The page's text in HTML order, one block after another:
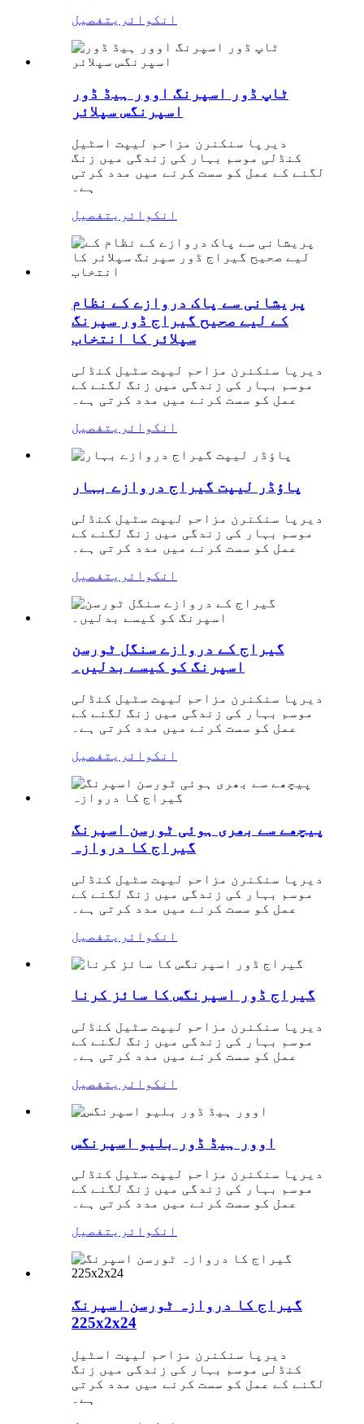
انکوائری تفصیل
ٹاپ ڈور اسپرنگ اوور ہیڈ ڈور
اسپرنگس سپلائر
دیرپا سنکنرن مزاحم لیپت اسٹیل
کنڈلی موسم بہار کی زندگی میں زنگ
لگنے کے عمل کو سست کرنے میں مدد کرتی
ہے۔
انکوائری تفصیل
پریشانی سے پاک دروازے کے نظام
کے لیے صحیح گیراج ڈور سپرنگ
سپلائر کا انتخاب
دیرپا سنکنرن مزاحم لیپت سٹیل کنڈلی
موسم بہار کی زندگی میں زنگ لگنے کے
عمل کو سست کرنے میں مدد کرتی ہے۔
انکوائری تفصیل
پاؤڈر لیپت گیراج دروازے بہار
دیرپا سنکنرن مزاحم لیپت سٹیل کنڈلی
موسم بہار کی زندگی میں زنگ لگنے کے
عمل کو سست کرنے میں مدد کرتی ہے۔
انکوائری تفصیل
گیراج کے دروازے سنگل ٹورسن
اسپرنگ کو کیسے بدلیں۔
دیرپا سنکنرن مزاحم لیپت سٹیل کنڈلی
موسم بہار کی زندگی میں زنگ لگنے کے
عمل کو سست کرنے میں مدد کرتی ہے۔
انکوائری تفصیل
پیچھے سے بھری ہوئی ٹورسن اسپرنگ
گیراج کا دروازہ
دیرپا سنکنرن مزاحم لیپت سٹیل کنڈلی
موسم بہار کی زندگی میں زنگ لگنے کے
عمل کو سست کرنے میں مدد کرتی ہے۔
انکوائری تفصیل
گیراج ڈور اسپرنگس کا سائز کرنا
دیرپا سنکنرن مزاحم لیپت سٹیل کنڈلی
موسم بہار کی زندگی میں زنگ لگنے کے
عمل کو سست کرنے میں مدد کرتی ہے۔
انکوائری تفصیل
اوور ہیڈ ڈور بلیو اسپرنگس
دیرپا سنکنرن مزاحم لیپت سٹیل کنڈلی
موسم بہار کی زندگی میں زنگ لگنے کے
عمل کو سست کرنے میں مدد کرتی ہے۔
انکوائری تفصیل
گیراج کا دروازہ ٹورسن اسپرنگ
225x2x24
دیرپا سنکنرن مزاحم لیپت اسٹیل
کنڈلی موسم بہار کی زندگی میں زنگ
لگنے کے عمل کو سست کرنے میں مدد کرتی
ہے۔